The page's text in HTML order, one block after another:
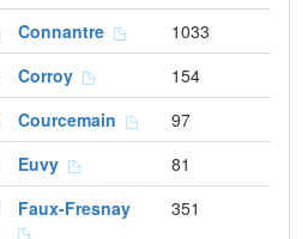
Connantre
1033
Corroy
154
Courcemain
97
Euvy
81
Faux-Fresnay 351